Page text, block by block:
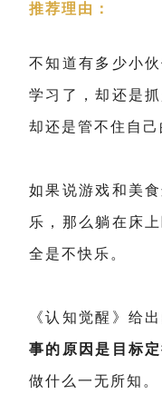
推荐理由：
不知道有多少小
学习了，却还是
却还是管不住自
如果说游戏和美
乐，那么躺在床
全是不快乐。
《认知觉醒》给
事的原因是目标
做什么一无所知。